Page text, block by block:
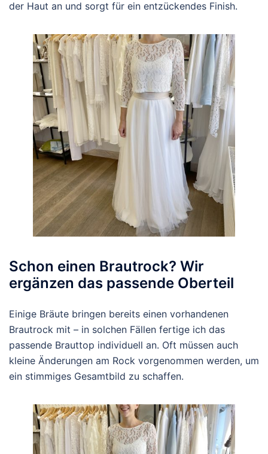
der Haut an und sorgt für ein entzückendes Finish.
Schon einen Brautrock? Wir
ergänzen das passende Oberteil
Einige Bräute bringen bereits einen vorhandenen
Brautrock mit – in solchen Fällen fertige ich das
passende Brauttop individuell an. Oft müssen auch
kleine Änderungen am Rock vorgenommen werden, um
ein stimmiges Gesamtbild zu schaffen.